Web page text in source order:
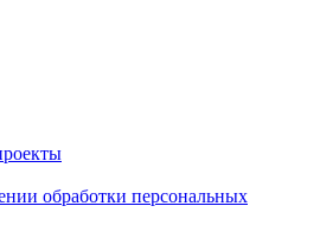
обработки персональных